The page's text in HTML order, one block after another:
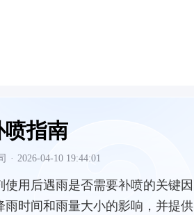
喷指南
· 2026-04-10 19:44:01
使用后遇雨是否需要补喷的关键因
雨时间和雨量大小的影响，并提供